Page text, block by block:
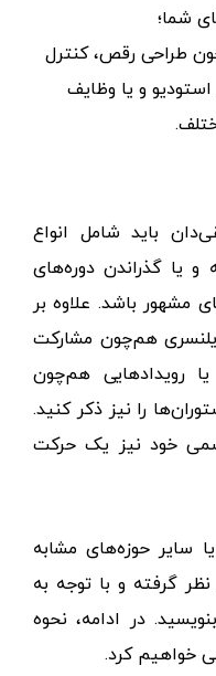
شما؛
طراحی رقص، کنترل
استودیو و یا وظایف
باید شامل انواع
یا گذراندن دوره‌های
باشد. علاوه بر
هم‌چون مشارکت
رویدادهایی هم‌چون
را نیز ذکر کنید.
خود نیز یک حرکت
سایر حوزه‌های مشابه
گرفته و با توجه به
در ادامه، نحوه
خواهیم کرد.